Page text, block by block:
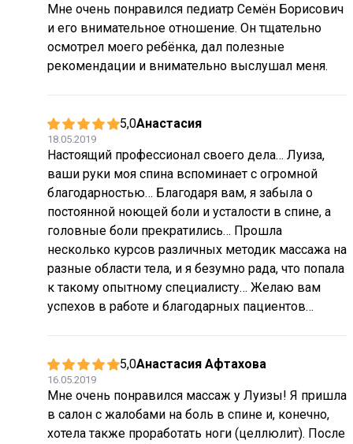
Мне очень понравился педиатр Семён Борисович
и его внимательное отношение. Он тщательно
осмотрел моего ребёнка, дал полезные
рекомендации и внимательно выслушал меня.
5,0Анастасия
18.05.2019
Настоящий профессионал своего дела… Луиза,
ваши руки моя спина вспоминает с огромной
благодарностью… Благодаря вам, я забыла о
постоянной ноющей боли и усталости в спине, а
головные боли прекратились… Прошла
несколько курсов различных методик массажа на
разные области тела, и я безумно рада, что попала
к такому опытному специалисту… Желаю вам
успехов в работе и благодарных пациентов…
5,0Анастасия Афтахова
16.05.2019
Мне очень понравился массаж у Луизы! Я пришла
в салон с жалобами на боль в спине и, конечно,
хотела также проработать ноги (целлюлит). После